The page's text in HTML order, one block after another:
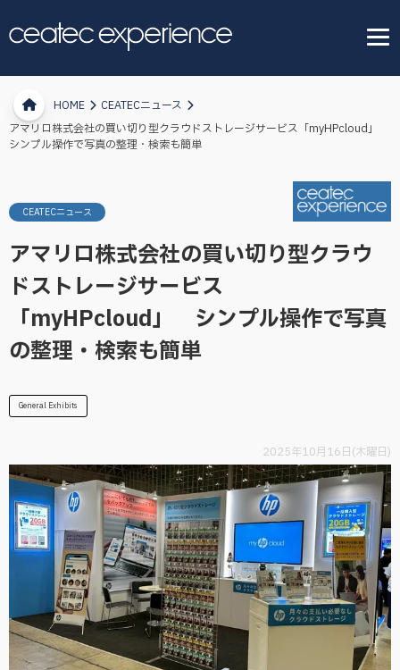
HOME
CEATECニュース
アマリロ株式会社の買い切り型クラウドストレージサービス「myHPcloud」
シンプル操作で写真の整理・検索も簡単
CEATECニュース
アマリロ株式会社の買い切り型クラウ
ドストレージサービス
「myHPcloud」 シンプル操作で写真
の整理・検索も簡単
General Exhibits
2025年10月16日(木曜日)